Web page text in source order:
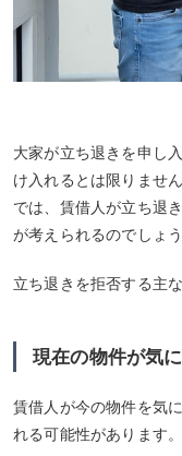
大家が立ち退きを申し
け入れるとは限りません
では、賃借人が立ち退
が考えられるのでしょ
立ち退きを拒否する主
現在の物件が気
賃借人が今の物件を気
れる可能性があります。